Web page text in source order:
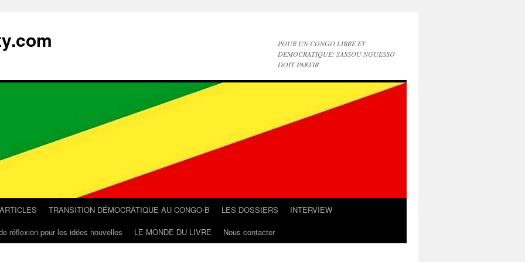
POUR UN CONGO LIBRE ET
DEMOCRATIQUE: SASSOU NGUESSO
DOIT PARTIR
TRANSITION DÉMOCRATIQUE AU CONGO-B LES DOSSIERS
INTERVIEW
réflexion pour les idées nouvelles LE MONDE DU LIVRE Nous contacter